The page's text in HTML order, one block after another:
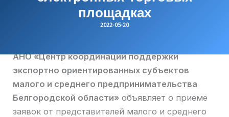
площадках
2022-05-20
АНО «Центр координации поддержки
экспортно ориентированных субъектов
малого и среднего предпринимательства
Белгородской области» объявляет о приеме
заявок от представителей малого и среднего